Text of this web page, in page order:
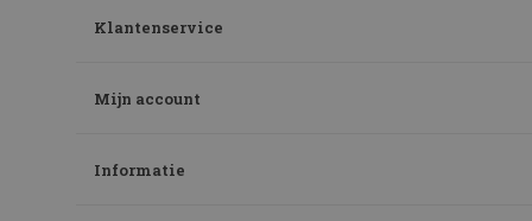
Klantenservice
Mijn account
Informatie